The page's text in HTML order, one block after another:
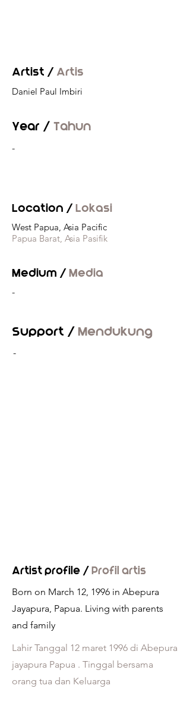
Artist / Artis
Daniel Paul Imbiri
Year / Tahun
-
Location /Lokasi
West Papua, Asia Pacific
Papua Barat, Asia Pasifik
Medium /Media
-
Support /Mendukung
-
Artist profile /Profil artis
Born on March 12, 1996 in Abepura
Jayapura, Papua. Living with parents
and family
Lahir Tanggal 12 maret 1996 di Abepura
jayapura Papua . Tinggal bersama
orang tua dan Keluarga